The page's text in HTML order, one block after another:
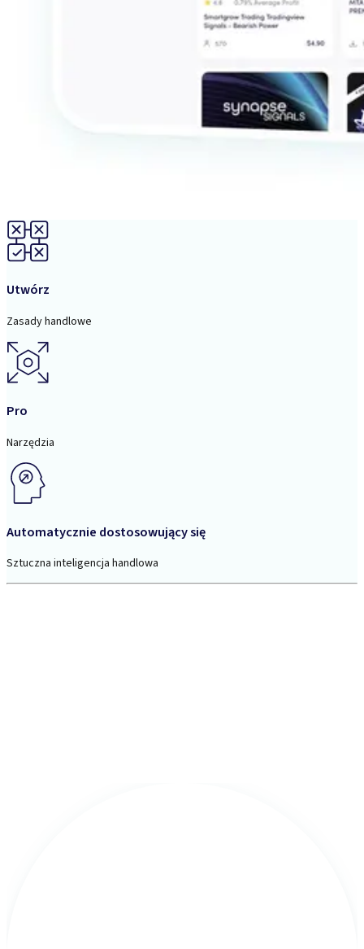
Utwórz
Zasady handlowe
Pro
Narzędzia
Automatycznie dostosowujący się
Sztuczna inteligencja handlowa